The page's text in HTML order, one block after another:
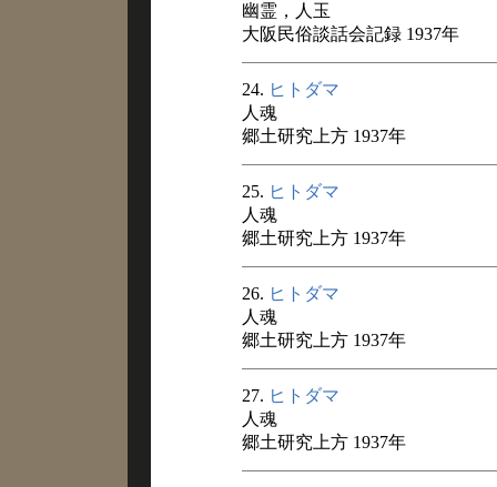
幽霊，人玉
大阪民俗談話会記録 1937年
24. ヒトダマ
人魂
郷土研究上方 1937年
25. ヒトダマ
人魂
郷土研究上方 1937年
26. ヒトダマ
人魂
郷土研究上方 1937年
27. ヒトダマ
人魂
郷土研究上方 1937年